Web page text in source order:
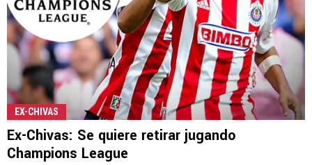
EX-CHIVAS
Ex-Chivas: Se quiere retirar jugando
Champions League